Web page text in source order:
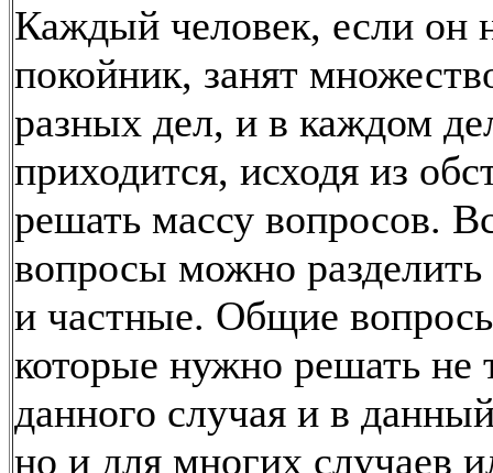
Каждый человек, если он
покойник, занят
разных дел, и в каждом
приходится, исходя из
решать массу вопросов.
вопросы можно
и частные. Общие
которые нужно решать не
данного случая и в
но и для многих случаев